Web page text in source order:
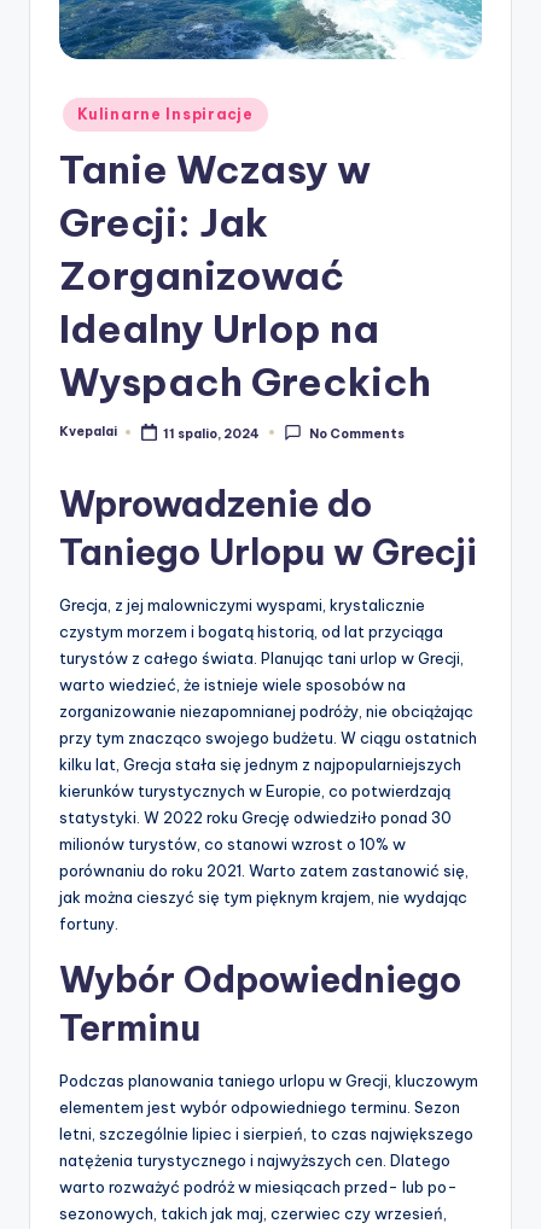
Posted
in
Kulinarne Inspiracje
Tanie Wczasy w
Grecji: Jak
Zorganizować
Idealny Urlop na
Wyspach Greckich
Posted
Kvepalai 11 spalio, 2024 No Comments
Wprowadzenie do
Taniego Urlopu w Grecji
Grecja, z jej malowniczymi wyspami, krystalicznie
czystym morzem i bogatą historią, od lat przyciąga
turystów z całego świata. Planując tani urlop w Grecji,
warto wiedzieć, że istnieje wiele sposobów na
zorganizowanie niezapomnianej podróży, nie obciążając
przy tym znacząco swojego budżetu. W ciągu ostatnich
kilku lat, Grecja stała się jednym z najpopularniejszych
kierunków turystycznych w Europie, co potwierdzają
statystyki. W 2022 roku Grecję odwiedziło ponad 30
milionów turystów, co stanowi wzrost o 10% w
porównaniu do roku 2021. Warto zatem zastanowić się,
jak można cieszyć się tym pięknym krajem, nie wydając
fortuny.
Wybór Odpowiedniego
Terminu
Podczas planowania taniego urlopu w Grecji, kluczowym
elementem jest wybór odpowiedniego terminu. Sezon
letni, szczególnie lipiec i sierpień, to czas największego
natężenia turystycznego i najwyższych cen. Dlatego
warto rozważyć podróż w miesiącach przed- lub po-
sezonowych, takich jak maj, czerwiec czy wrzesień,